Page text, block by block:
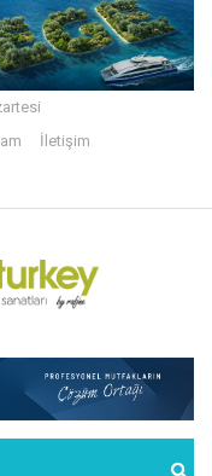
İletişim